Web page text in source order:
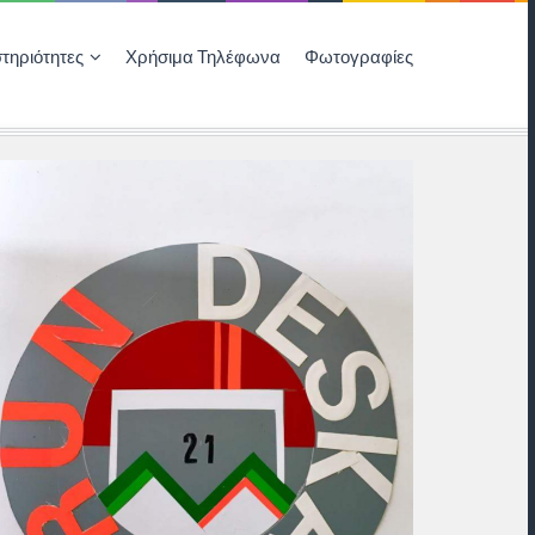
Χρήσιμα Τηλέφωνα Φωτογραφίες